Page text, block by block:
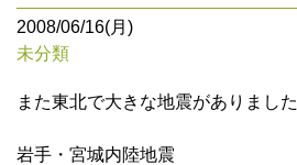
2008/06/16(月)
未分類
また東北で大きな地震がありました
岩手・宮城内陸地震